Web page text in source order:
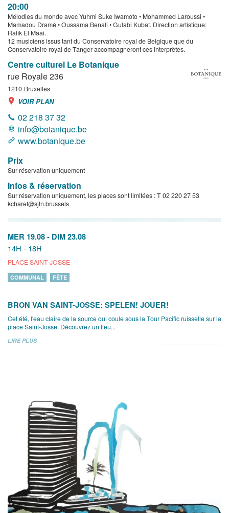
20:00
Mélodies du monde avec Yuhmi Suke Iwamoto • Mohammed Laroussi •
Mamadou Dramé • Oussama Benali • Gulabi Kubat. Direction artistique:
Rafik El Maai.
12 musiciens issus tant du Conservatoire royal de Belgique que du
Conservatoire royal de Tanger accompagneront ces interprètes.
Centre culturel Le Botanique
rue Royale 236
1210 Bruxelles
VOIR PLAN
02 218 37 32
info@botanique.be
www.botanique.be
Prix
Sur réservation uniquement
Infos & réservation
Sur réservation uniquement, les places sont limitées : T 02 220 27 53
kcharef@sjtn.brussels
MER 19.08 - DIM 23.08
14H - 18H
PLACE SAINT-JOSSE
COMMUNAL FÊTE
BRON VAN SAINT-JOSSE: SPELEN! JOUER!
Cet été, l'eau claire de la source qui coule sous la Tour Pacific ruisselle sur la
place Saint-Josse. Découvrez un lieu...
LIRE PLUS